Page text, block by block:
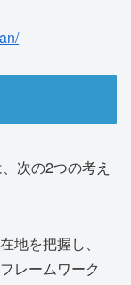
次の2つの考え
地を把握し、
レームワーク